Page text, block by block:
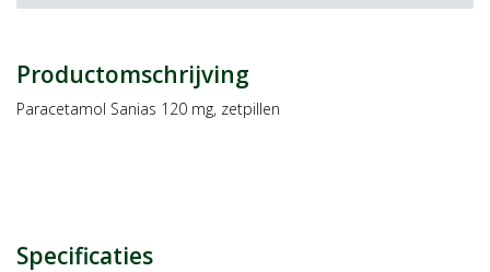
Productomschrijving
Paracetamol Sanias 120 mg, zetpillen
Specificaties